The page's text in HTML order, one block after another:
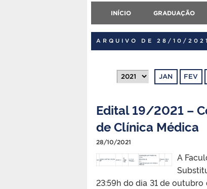
INÍCIO GRADUAÇÃO
ARQUIVO DE 28/10/2021
JAN FEV
Edital 19/2021 –
de Clínica Médica
28/10/2021
A
23:59h do dia 31 de outubro